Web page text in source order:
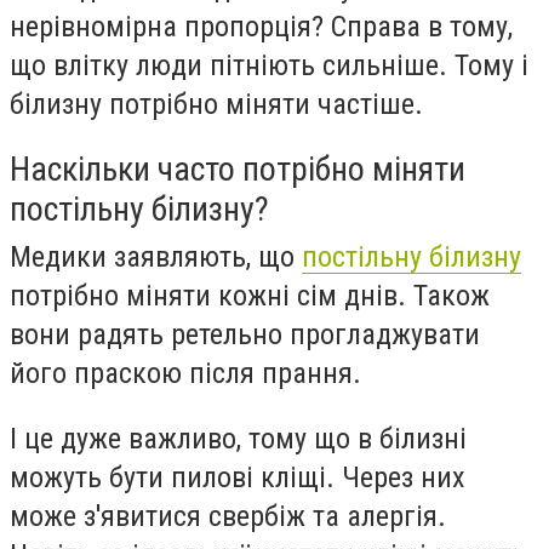
нерівномірна пропорція? Справа в тому,
що влітку люди пітніють сильніше. Тому і
білизну потрібно міняти частіше.
Наскільки часто потрібно міняти
постільну білизну?
Медики заявляють, що постільну білизну
потрібно міняти кожні сім днів. Також
вони радять ретельно прогладжувати
його праскою після прання.
І це дуже важливо, тому що в білизні
можуть бути пилові кліщі. Через них
може з'явитися свербіж та алергія.